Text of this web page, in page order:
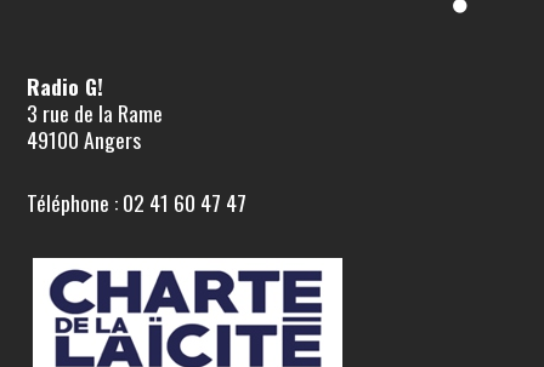
Radio G!
3 rue de la Rame
49100 Angers
Téléphone : 02 41 60 47 47